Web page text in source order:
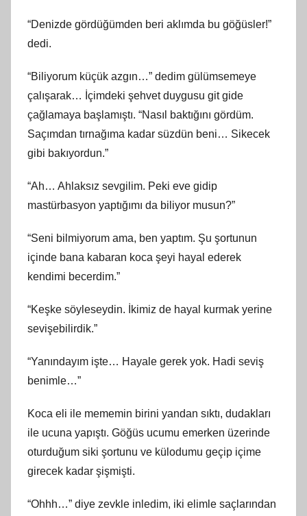
“Denizde gördüğümden beri aklımda bu göğüsler!”
dedi.
“Biliyorum küçük azgın…” dedim gülümsemeye
çalışarak… İçimdeki şehvet duygusu git gide
çağlamaya başlamıştı. “Nasıl baktığını gördüm.
Saçımdan tırnağıma kadar süzdün beni… Sikecek
gibi bakıyordun.”
“Ah… Ahlaksız sevgilim. Peki eve gidip
mastürbasyon yaptığımı da biliyor musun?”
“Seni bilmiyorum ama, ben yaptım. Şu şortunun
içinde bana kabaran koca şeyi hayal ederek
kendimi becerdim.”
“Keşke söyleseydin. İkimiz de hayal kurmak yerine
sevişebilirdik.”
“Yanındayım işte… Hayale gerek yok. Hadi seviş
benimle…”
Koca eli ile mememin birini yandan sıktı, dudakları
ile ucuna yapıştı. Göğüs ucumu emerken üzerinde
oturduğum siki şortunu ve külodumu geçip içime
girecek kadar şişmişti.
“Ohhh…” diye zevkle inledim, iki elimle saçlarından